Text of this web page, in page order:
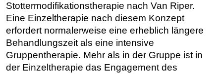
Stottermodifikationstherapie nach Van Riper.
Eine Einzeltherapie nach diesem Konzept
erfordert normalerweise eine erheblich längere
Behandlungszeit als eine intensive
Gruppentherapie. Mehr als in der Gruppe ist in
der Einzeltherapie das Engagement des